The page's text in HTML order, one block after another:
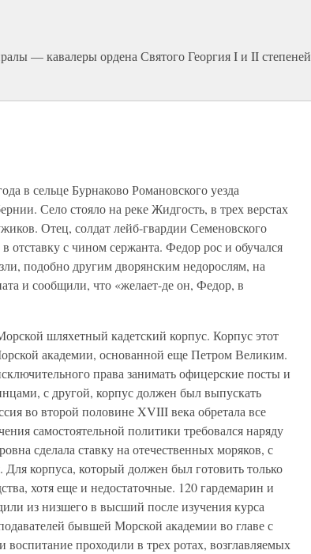
— кавалеры ордена Святого Георгия I и II степеней
в сельце Бурнаково Романовского уезда
Село стояло на реке Жидгость, в трех верстах
Отец, солдат лейб-гвардии Семеновского
с чином сержанта. Федор рос и обучался
подобно другим дворянским недорослям, на
и сообщили, что «желает-де он, Федор, в
шляхетный кадетский корпус. Корпус этот
академии, основанной еще Петром Великим.
права занимать офицерские посты и
с другой, корпус должен был выпускать
во второй половине XVIII века обретала все
самостоятельной политики требовался наряду
сделала ставку на отечественных моряков, с
Для корпуса, который должен был готовить только
хотя еще и недостаточные. 120 гардемарин и
из низшего в высший после изучения курса
бывшей Морской академии во главе с
проходили в трех ротах, возглавляемых